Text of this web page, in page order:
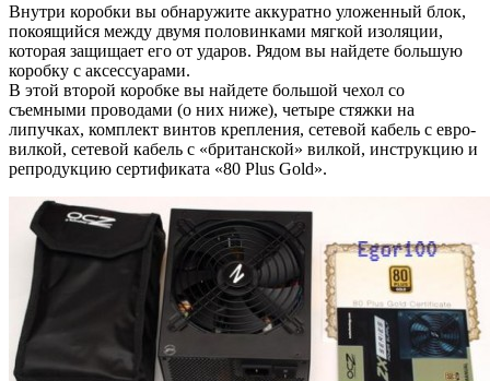
Внутри коробки вы обнаружите аккуратно уложенный блок,
покоящийся между двумя половинками мягкой изоляции,
которая защищает его от ударов. Рядом вы найдете большую
коробку с аксессуарами.
В этой второй коробке вы найдете большой чехол со
съемными проводами (о них ниже), четыре стяжки на
липучках, комплект винтов крепления, сетевой кабель с евро-
вилкой, сетевой кабель с «британской» вилкой, инструкцию и
репродукцию сертификата «80 Plus Gold».